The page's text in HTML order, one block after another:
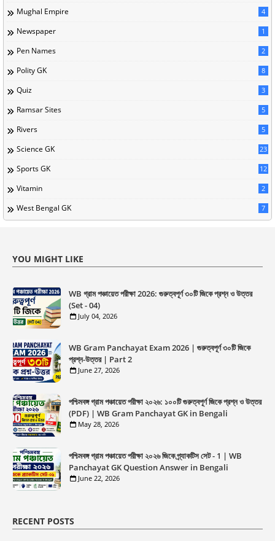
Mughal Empire 4
Newspaper 1
Pen Names 2
Polity GK 8
Quiz 3
Ramsar Sites 5
Rivers 5
Science GK 23
Sports GK 12
Vitamin 2
West Bengal GK 7
YOU MIGHT LIKE
WB গ্রাম পঞ্চায়েত পরীক্ষা 2026: গুরুত্বপূর্ণ ৩০টি জিকে প্রশ্ন ও উত্তর
(Set - 04)
July 04, 2026
WB Gram Panchayat Exam 2026 | গুরুত্বপূর্ণ ৩০টি জিকে
প্রশ্ন-উত্তর | Part 2
June 27, 2026
পশ্চিমবঙ্গ গ্রাম পঞ্চায়েত পরীক্ষা ২০২৬: ১০০টি গুরুত্বপূর্ণ জিকে প্রশ্ন ও উত্তর
(PDF) | WB Gram Panchayat GK in Bengali
May 28, 2026
পশ্চিমবঙ্গ গ্রাম পঞ্চায়েত পরীক্ষা ২০২৬ জিকে প্র্যাকটিস সেট - 1 | WB
Panchayat GK Question Answer in Bengali
June 22, 2026
RECENT POSTS